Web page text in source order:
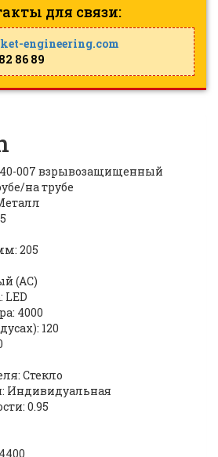
для связи:
engineering.com
86 89
007 взрывозащищенный
на трубе
205
(AC)
LED
4000
120
Стекло
Индивидуальная
0.95